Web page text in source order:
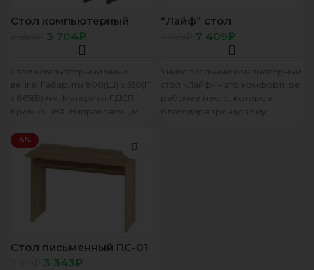
Стол компьютерный
мини цемент темный
3 704₽
Стол компьютерный мини
венге. Габариты 800(Ш) х 550(Г)
х 865(В) мм. Материал ЛДСП.
Кромка ПВХ. Направляющие
“Лайф” стол
компьютерный белый/
метрополитан грей
7 409₽
Универсальный компьютерный
стол «Лайф» – это комфортное
рабочее место, которое
благодаря трендовому
-5%
Стол письменный ПС-01
сонома3 343₽